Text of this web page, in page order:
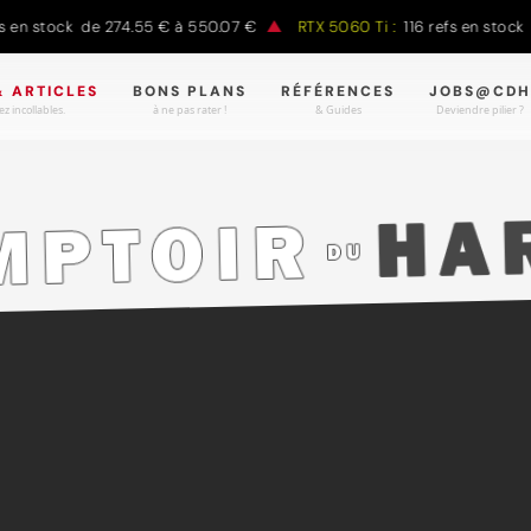
de 274.55 € à 550.07 € RTX 5060 Ti : 116 refs en stock de
ARTICLES
incollables.
BONS PLANS
à ne pas rater !
RÉFÉRENCES
& Guides
JOBS@CDH
Deviendre pilier ?